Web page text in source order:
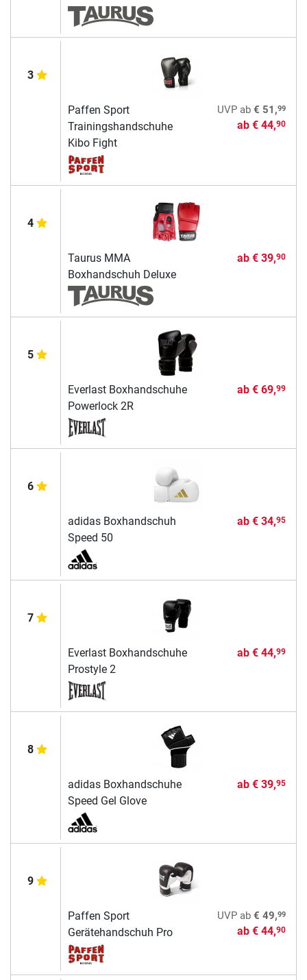
3
Paffen Sport
Trainingshandschuhe
Kibo Fight
UVPab € 51,99
ab € 44,90
4
Taurus MMA
Boxhandschuh Deluxe
ab € 39,90
5
Everlast Boxhandschuhe
Powerlock 2R
ab € 69,99
6
adidas Boxhandschuh
Speed 50
ab € 34,95
7
Everlast Boxhandschuhe
Prostyle 2
ab € 44,99
8
adidas Boxhandschuhe
Speed Gel Glove
ab € 39,95
9
Paffen Sport
Gerätehandschuh Pro
UVPab € 49,99
ab € 44,90